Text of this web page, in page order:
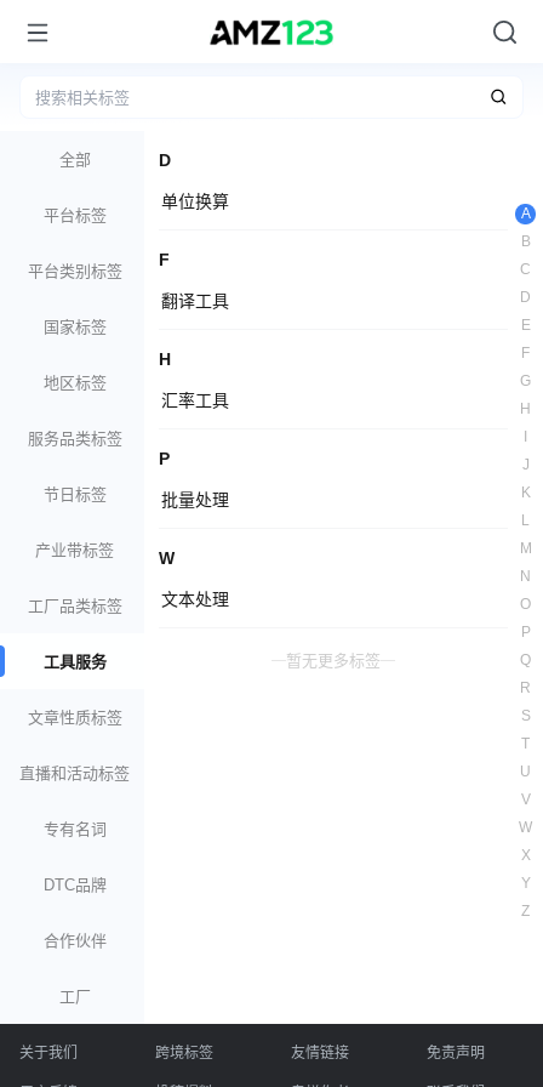
全部
平台标签
平台类别标签
国家标签
地区标签
服务品类标签
节日标签
产业带标签
工厂品类标签
工具服务
文章性质标签
直播和活动标签
专有名词
DTC品牌
合作伙伴
工厂
D
单位换算
F
翻译工具
H
汇率工具
P
批量处理
W
文本处理
暂无更多标签
A
B
C
D
E
F
G
H
J
K
L
M
N
O
P
Q
R
S
T
U
V
W
X
Y
Z
关于我们 跨境标签 友情链接 免责声明